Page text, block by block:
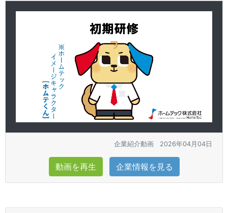
企業紹介動画 2026年04月04日
動画を再生 企業情報を見る